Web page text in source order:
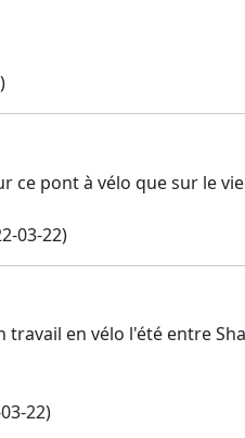
ce pont à vélo que sur le
03-22)
travail en vélo l'été entre
22)